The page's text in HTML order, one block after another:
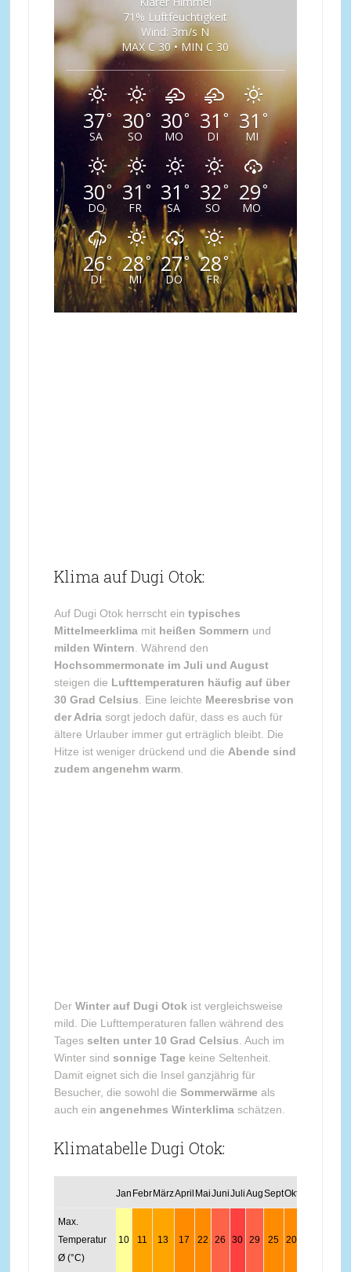
71% Luftfeuchtigkeit
Wind: 3m/s N
MAX C 30 • MIN C 30
37°
SA
30°
SO
30°
MO
31°
DI
31 °
MI
30°
DO
31 °
FR
31 °
SA
32°
SO
29°
MO
26°
DI
28°
MI
27°
DO
28°
FR
Klima auf Dugi Otok:
Auf Dugi Otok herrscht ein typisches
Mittelmeerklimamit heißen Sommern und
milden Wintern . Während den
Hochsommermonate im Juli und August
steigen die Lufttemperaturen häufig auf über
30 Grad Celsius . Eine leichte Meeresbrise von
der Adriasorgt jedoch dafür, dass es auch für
ältere Urlauber immer gut erträglich bleibt. Die
Hitze ist weniger drückend und die Abende sind
zudem angenehm warm.
Der Winter auf Dugi Otok ist vergleichsweise
mild. Die Lufttemperaturen fallen während des
Tages selten unter 10 Grad Celsius . Auch im
Winter sind sonnige Tage keine Seltenheit.
Damit eignet sich die Insel ganzjährig für
Besucher, die sowohl die Sommerwärme als
auch ein angenehmes Winterklimaschätzen.
Klimatabelle Dugi Otok:
Jan FebrMärzApril MaiJuniJuliAugSeptOkt
Max.
Temperatur
Ø (°C)
10 11 13 17 22 26 30 29 25 20